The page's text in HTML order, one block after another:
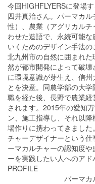
今回HIGHFLYERSに登場
四井真治さん。パーマカ
性）、農業（アグリカル
わせた造語で、永続可能
いくためのデザイン手法
北九州市の自然に囲まれ
然が都市開発によって破
に環境意識が芽生え、信
とを決意。同農学部の大
職を経た後、長野で農業
されます。2015年の愛知
ン、施工指導し、それ以
場作りに携わってきまし
チャーデザイナーという
ーマカルチャーの認知度
ーを実践したい人へのアド
PROFILE
パーマカ